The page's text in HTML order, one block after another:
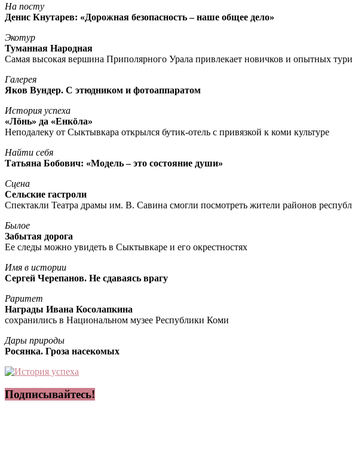
На посту
Денис Кнутарев: «Дорожная безопасность – наше общее дело»
Экотур
Туманная Народная
Самая высокая вершина Приполярного Урала привлекает новичков и опытных
Галерея
Яков Вундер. С этюдником и фотоаппаратом
История успеха
«Лöнь» да «Енкöла»
Неподалеку от Сыктывкара открылся бутик-отель с привязкой к коми культуре
Найти себя
Татьяна Бобович: «Модель – это состояние души»
Сцена
Сельские гастроли
Спектакли Театра драмы им. В. Савина смогли посмотреть жители районов
Былое
Забытая дорога
Ее следы можно увидеть в Сыктывкаре и его окрестностях
Имя в истории
Сергей Черепанов. Не сдаваясь врагу
Раритет
Награды Ивана Косолапкина
сохранились в Национальном музее Республики Коми
Дары природы
Росянка. Гроза насекомых
Подписывайтесь!